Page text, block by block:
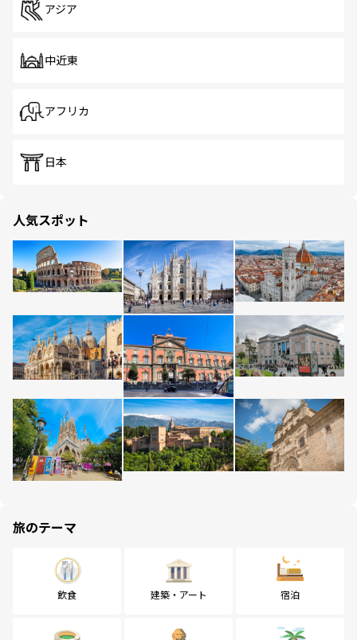
アジア
中近東
アフリカ
日本
人気スポット
旅のテーマ
飲食 建築・アート 宿泊